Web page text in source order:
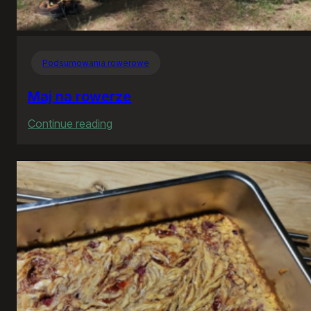
Podsumowania rowerowe
Maj na rowerze
Continue reading
na
rowerze